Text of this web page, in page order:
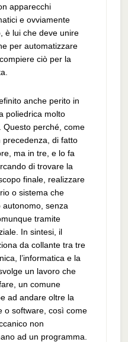
apparecchi
e ovviamente
è lui che deve unire
per automatizzare
ciò per la
anche perito in
poliedrica molto
Questo perché, come
precedenza, di fatto
ma in tre, e lo fa
di trovare la
finale, realizzare
o sistema che
senza
tramite
In sintesi, il
da collante tra tre
l’informatica e la
un lavoro che
un comune
ad andare oltre la
o software, così come
non
ad un programma.